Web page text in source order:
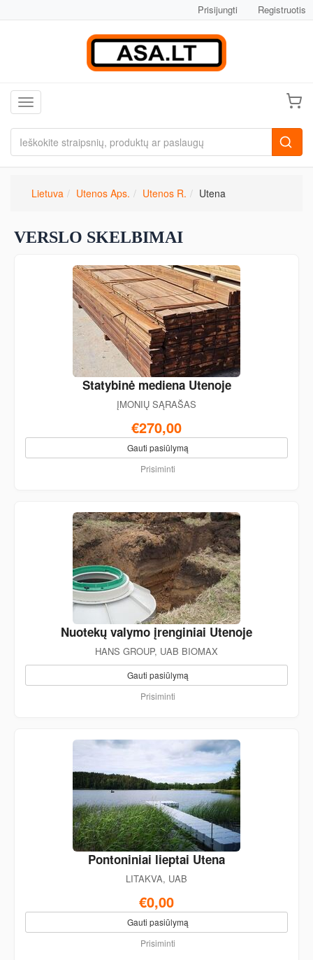
Prisijungti Registruotis
Toggle navigation
Lietuva Utenos Aps. Utenos R. Utena
VERSLO SKELBIMAI
Statybinė mediena Utenoje
ĮMONIŲ SĄRAŠAS
€270,00
Gauti pasiūlymą
Prisiminti
Nuotekų valymo įrenginiai Utenoje
HANS GROUP, UAB BIOMAX
Gauti pasiūlymą
Prisiminti
Pontoniniai lieptai Utena
LITAKVA, UAB
€0,00
Gauti pasiūlymą
Prisiminti